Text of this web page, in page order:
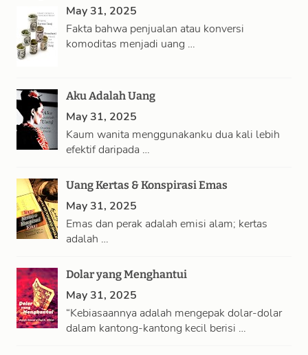
May 31, 2025
Fakta bahwa penjualan atau konversi
komoditas menjadi uang …
Aku Adalah Uang
May 31, 2025
Kaum wanita menggunakanku dua kali lebih
efektif daripada …
Uang Kertas & Konspirasi Emas
May 31, 2025
Emas dan perak adalah emisi alam; kertas
adalah …
Dolar yang Menghantui
May 31, 2025
“Kebiasaannya adalah mengepak dolar-dolar
dalam kantong-kantong kecil berisi …